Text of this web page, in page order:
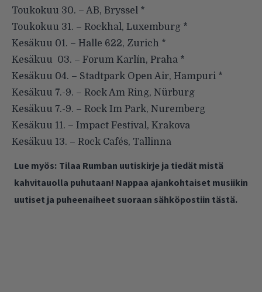
Toukokuu 30. – AB, Bryssel *
Toukokuu 31. – Rockhal, Luxemburg *
Kesäkuu 01. – Halle 622, Zurich *
Kesäkuu 03. – Forum Karlín, Praha *
Kesäkuu 04. – Stadtpark Open Air, Hampuri *
Kesäkuu 7.-9. – Rock Am Ring, Nürburg
Kesäkuu 7.-9. – Rock Im Park, Nuremberg
Kesäkuu 11. – Impact Festival, Krakova
Kesäkuu 13. – Rock Cafés, Tallinna
Lue myös: Tilaa Rumban uutiskirje ja tiedät mistä
kahvitauolla puhutaan! Nappaa ajankohtaiset musiikin
uutiset ja puheenaiheet suoraan sähköpostiin tästä.